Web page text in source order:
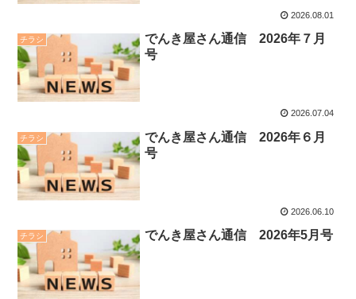
2026.08.01
チラシ
でんき屋さん通信 2026年７月
号
2026.07.04
チラシ
でんき屋さん通信 2026年６月
号
2026.06.10
チラシ でんき屋さん通信 2026年5月号